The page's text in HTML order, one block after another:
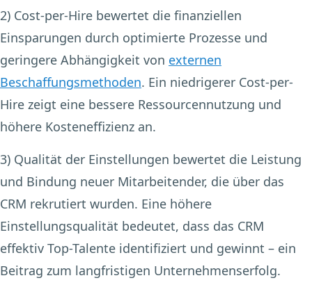
2) Cost-per-Hire bewertet die finanziellen
Einsparungen durch optimierte Prozesse und
geringere Abhängigkeit von externen
Beschaffungsmethoden. Ein niedrigerer Cost-per-
Hire zeigt eine bessere Ressourcennutzung und
höhere Kosteneffizienz an.
3) Qualität der Einstellungen bewertet die Leistung
und Bindung neuer Mitarbeitender, die über das
CRM rekrutiert wurden. Eine höhere
Einstellungsqualität bedeutet, dass das CRM
effektiv Top-Talente identifiziert und gewinnt – ein
Beitrag zum langfristigen Unternehmenserfolg.